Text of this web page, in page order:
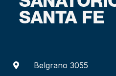
Belgrano 3055